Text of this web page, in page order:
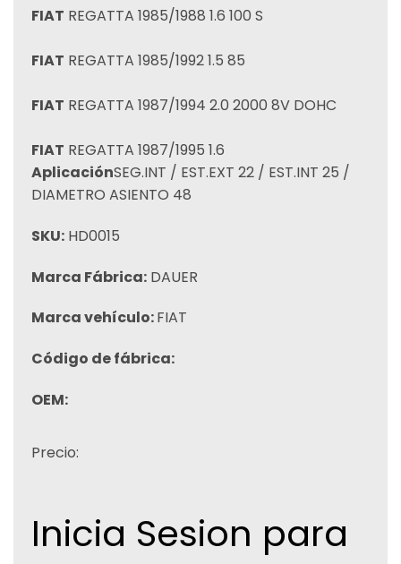
FIAT REGATTA 1985/1988 1.6 100 S
FIAT REGATTA 1985/1992 1.5 85
FIAT REGATTA 1987/1994 2.0 2000 8V DOHC
FIAT REGATTA 1987/1995 1.6
AplicaciónSEG.INT / EST.EXT 22 / EST.INT 25 /
DIAMETRO ASIENTO 48
SKU: HD0015
Marca Fábrica: DAUER
Marca vehículo:FIAT
Código de fábrica:
OEM:
Precio:
Inicia Sesion para